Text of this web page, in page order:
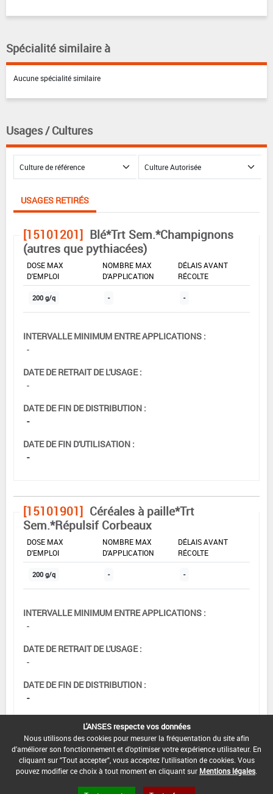
Spécialité similaire à
Aucune spécialité similaire
Usages / Cultures
USAGES RETIRÉS
[15101201] Blé*Trt Sem.*Champignons
(autres que pythiacées)
DOSE MAX
D'EMPLOI
NOMBRE MAX
D'APPLICATION
DÉLAIS AVANT
RÉCOLTE
200 g/q - -
INTERVALLE MINIMUM ENTRE APPLICATIONS :
-
DATE DE RETRAIT DE L'USAGE :
-
DATE DE FIN DE DISTRIBUTION :
-
DATE DE FIN D'UTILISATION :
-
[15101901] Céréales à paille*Trt
Sem.*Répulsif Corbeaux
DOSE MAX
D'EMPLOI
NOMBRE MAX
D'APPLICATION
DÉLAIS AVANT
RÉCOLTE
200 g/q - -
INTERVALLE MINIMUM ENTRE APPLICATIONS :
-
DATE DE RETRAIT DE L'USAGE :
-
DATE DE FIN DE DISTRIBUTION :
-
DATE DE FIN D'UTILISATION :
-
L'ANSES respecte vos données
Nous utilisons des cookies pour mesurer la fréquentation du site afin
d'améliorer son fonctionnement et d'optimiser votre expérience utilisateur. En
cliquant sur "Tout accepter", vous acceptez l'utilisation de cookies. Vous
pouvez modifier ce choix à tout moment en cliquant sur Mentions légales